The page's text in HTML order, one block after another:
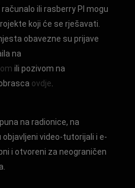
računalo ili rasberry PI mogu
koji će se rješavati.
obavezne su prijave
na
ili pozivom na
ovdje
na radionice, na
video-tutorijali i e-
i otvoreni za neograničen